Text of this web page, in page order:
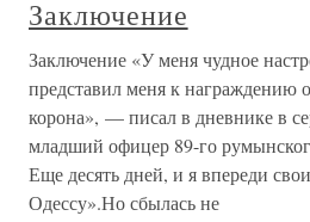
Заключение
Заключение «У меня чудное
представил меня к награждению
корона», — писал в дневнике в
младший офицер 89-го
Еще десять дней, и я впереди
Одессу».Но сбылась не